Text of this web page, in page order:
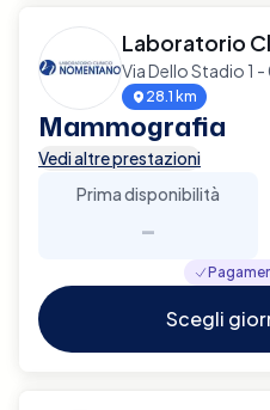
Laboratorio
Via Dello Stadio 1
28.1 km
Mammografia
Vedi altre prestazioni
Prima disponibilità
-
Scegli